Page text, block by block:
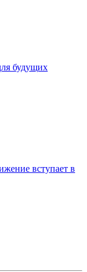
будущих
вступает в